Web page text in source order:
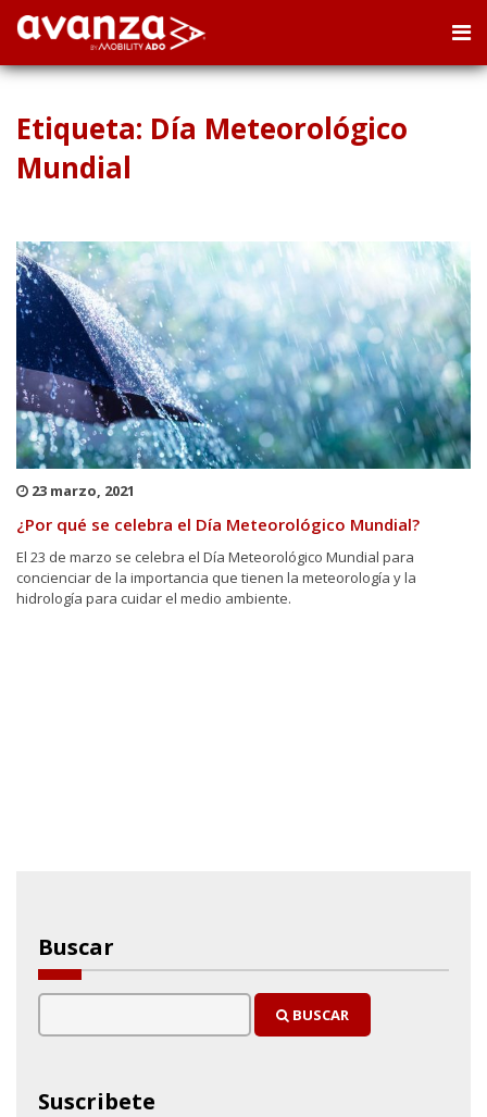
Etiqueta: Día Meteorológico
Mundial
23 marzo, 2021
¿Por qué se celebra el Día Meteorológico Mundial?
El 23 de marzo se celebra el Día Meteorológico Mundial para
concienciar de la importancia que tienen la meteorología y la
hidrología para cuidar el medio ambiente.
Buscar
BUSCAR
Suscribete